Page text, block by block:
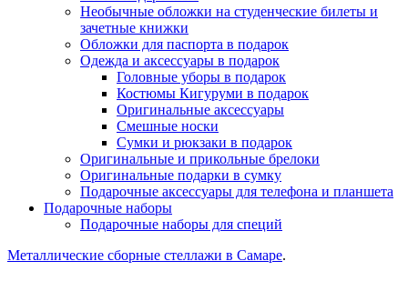
Необычные обложки на студенческие билеты и
зачетные книжки
Обложки для паспорта в подарок
Одежда и аксессуары в подарок
Головные уборы в подарок
Костюмы Кигуруми в подарок
Оригинальные аксессуары
Смешные носки
Сумки и рюкзаки в подарок
Оригинальные и прикольные брелоки
Оригинальные подарки в сумку
Подарочные аксессуары для телефона и планшета
Подарочные наборы
Подарочные наборы для специй
Металлические сборные стеллажи в Самаре.